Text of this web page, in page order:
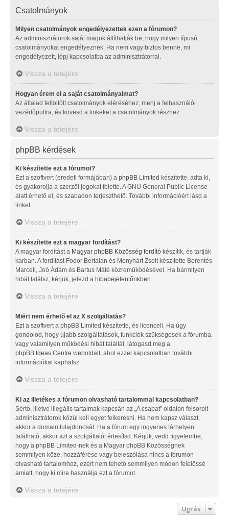
Csatolmányok
Milyen csatolmányok engedélyezettek ezen a fórumon?
Az adminisztrátorok saját maguk állíthatják be, hogy milyen típusú
csatolmányokat engedélyeznek. Ha nem vagy biztos benne, mi
engedélyezett, lépj kapcsolatba az adminisztrátorral.
Vissza a tetejére
Hogyan érem el a saját csatolmányaimat?
Az általad feltöltött csatolmányok eléréséhez, menj a felhasználói
vezérlőpultra, és kövesd a linkeket a csatolmányok részhez.
Vissza a tetejére
phpBB kérdések
Ki készítette ezt a fórumot?
Ezt a szoftvert (eredeti formájában) a phpBB Limited készítette, adta ki,
és gyakorolja a szerzői jogokat felette. A GNU General Public License
alatt érhető el, és szabadon terjeszthető. További információért lásd a
linket.
Vissza a tetejére
Ki készítette ezt a magyar fordítást?
A magyar fordítást a Magyar phpBB Közösség fordító készítik, és tartják
karban. A fordítást Fodor Bertalan és Menyhárt Zsolt készítette Berentés
Marcell, Joó Ádám és Bartus Máté közreműködésével. Ha bármilyen
hibát találsz, kérjük, jelezd a hibabejelentőnkben
Vissza a tetejére
Miért nem érhető el az X szolgáltatás?
Ezt a szoftvert a phpBB Limited készítette, és licenceli. Ha úgy
gondolod, hogy újabb szolgáltatások, funkciók szükségesek a fórumba,
vagy valamilyen működési hibát találtál, látogasd meg a
phpBB Ideas Centre weboldalt, ahol ezzel kapcsolatban további
információkat kaphatsz.
Vissza a tetejére
Ki az illetékes a fórumon olvasható tartalommal kapcsolatban?
Sértő, illetve illegális tartalmak kapcsán az „A csapat” oldalon felsorolt
adminisztrátorok közül kell egyet felkeresni. Ha nem kapsz választ,
akkor a domain tulajdonosát. Ha a fórum egy ingyenes tárhelyen
található, akkor azt a szolgáltatót értesítsd. Kérjük, vedd figyelembe,
hogy a phpBB Limited-nek és a Magyar phpBB Közösségnek
semmilyen köze, hozzáférése vagy beleszólása nincs a fórumon
olvasható tartalomhoz, ezért nem tehető semmilyen módon felelőssé
amiatt, hogy ki mire használja ezt a fórumot.
Vissza a tetejére
Ugrás